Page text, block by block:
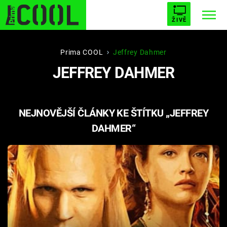
ŽIVĚ
STARHOUSE BUFFY, PŘEMOŽITELKA UPÍRŮ
PLNEJ KOTEL AVENGERS 5
Filmy
Seriály
Hry
Prima COOL Jeffrey Dahmer
JEFFREY DAHMER
NEJNOVĚJŠÍ ČLÁNKY KE ŠTÍTKU „JEFFREY
DAHMER“